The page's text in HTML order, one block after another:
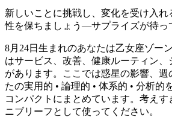
新しいことに挑戦し、変化を受け入
性を保ちましょう—サプライズが待っ
8月24日生まれのあなたは乙女座ゾー
はサービス、改善、健康ルーティン、
があります。ここでは惑星の影響、
たの実用的 • 論理的 • 体系的 • 分析的
コンパクトにまとめています。考えす
ニブリーフとして使ってください。